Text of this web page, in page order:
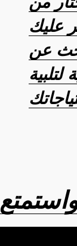
عليك
عن
لتلبية